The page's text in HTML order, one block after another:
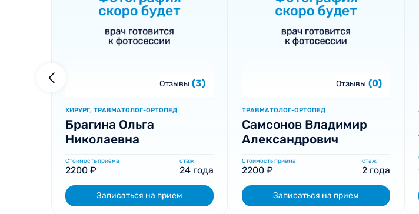
Отзывы (3)
ХИРУРГ, ТРАВМАТОЛОГ-ОРТОПЕД
Брагина Ольга
Николаевна
Стоимость приема
2200 ₽
стаж
24 года
Записаться на прием
Отзывы (0)
ТРАВМАТОЛОГ-ОРТОПЕД
Самсонов Владимир
Александрович
Стоимость приема
2200 ₽
стаж
2 года
Записаться на прием